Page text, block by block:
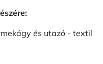
és utazó - textil